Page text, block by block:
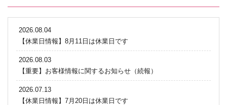
2026.08.04
【休業日情報】8月11日は休業日です
2026.08.03
【重要】お客様情報に関するお知らせ（続報）
2026.07.13
【休業日情報】7月20日は休業日です